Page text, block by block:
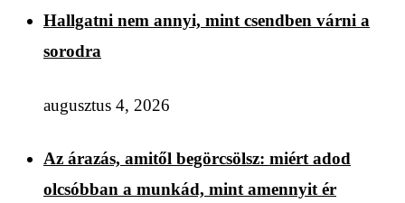
Hallgatni nem annyi, mint csendben várni a
sorodra
augusztus 4, 2026
Az árazás, amitől begörcsölsz: miért adod
olcsóbban a munkád, mint amennyit ér